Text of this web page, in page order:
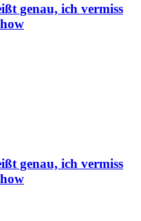
genau, ich vermiss
genau, ich vermiss